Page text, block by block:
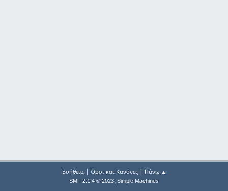
Βοήθεια| Όροι και Κανόνες| Πάνω ▲
SMF 2.1.4 © 2023, Simple Machines